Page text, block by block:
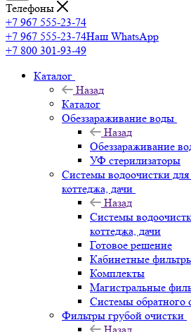
Телефоны
+7 967 555-23-74
+7 967 555-23-74Наш WhatsApp
+7 800 301-93-49
Каталог
Назад
Каталог
Обеззараживание воды
Назад
Обеззараживание
УФ стерилизаторы
Системы водоочистки для
коттеджа, дачи
Назад
Системы
коттеджа, дачи
Готовое решение
Кабинетные
Комплекты
Магистральные
Системы обратного
Фильтры грубой очистки